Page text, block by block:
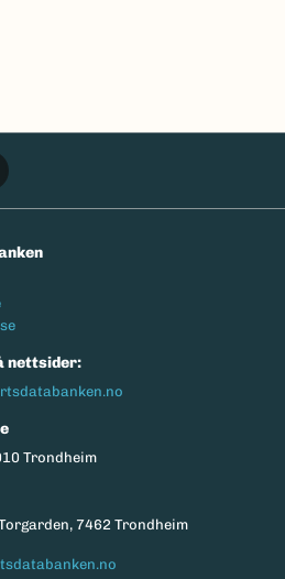
nettsider:
Trondheim
7462 Trondheim